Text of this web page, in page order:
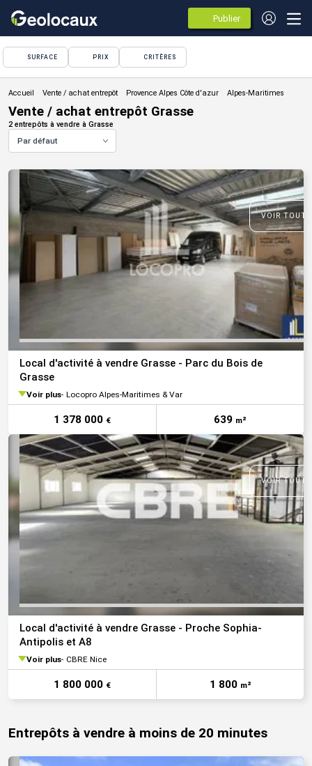
Publier
des
annonces
SURFACE PRIX CRITÈRES
Vente / achat entrepôt
Vente / achat entrepôt Grasse
2 entrepôts à vendre à Grasse
Par défaut
VOIR
Local d'activité à vendre Grasse - Parc du Bois de
Grasse
Voir plus Locopro Alpes-Maritimes & Var
1 378 000 € 639 m²
VOIR
Local d'activité à vendre Grasse - Proche Sophia-
Antipolis et A8
Voir plus CBRE Nice
1 800 000 € 1 800 m²
Entrepôts à vendre à moins de 20 minutes